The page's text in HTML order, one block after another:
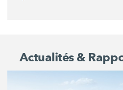
Actualités &